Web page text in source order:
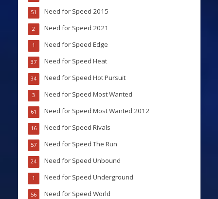
Need for Speed 2015
51
Need for Speed 2021
2
Need for Speed Edge
1
Need for Speed Heat
37
Need for Speed Hot Pursuit
34
Need for Speed Most Wanted
3
Need for Speed Most Wanted 2012
61
Need for Speed Rivals
16
Need for Speed The Run
57
Need for Speed Unbound
24
Need for Speed Underground
1
Need for Speed World
56